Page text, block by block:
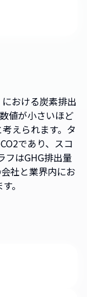
おける炭素排出
値が小さいほど
えられます。タ
であり、スコ
フはGHG排出量
社と業界内にお
。